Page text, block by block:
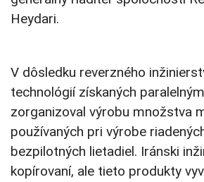
Heydari.
V dôsledku reverzného
technológií získaných
zorganizoval výrobu množstva
používaných pri výrobe
bezpilotných lietadiel. Iránski
kopírovaní, ale tieto produkty